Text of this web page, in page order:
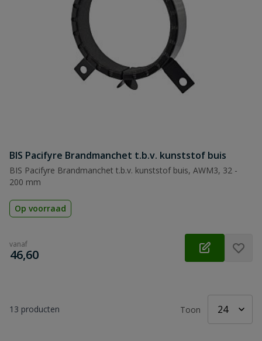
BIS Pacifyre Brandmanchet t.b.v. kunststof buis
BIS Pacifyre Brandmanchet t.b.v. kunststof buis, AWM3, 32 -
200 mm
Op voorraad
vanaf
€
46,60
13 producten Toon